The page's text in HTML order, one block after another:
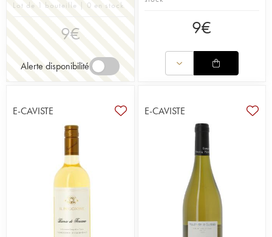
Lot de 1 bouteille | 0 en stock
9€
Alerte disponibilité
9€
E-CAVISTE E-CAVISTE